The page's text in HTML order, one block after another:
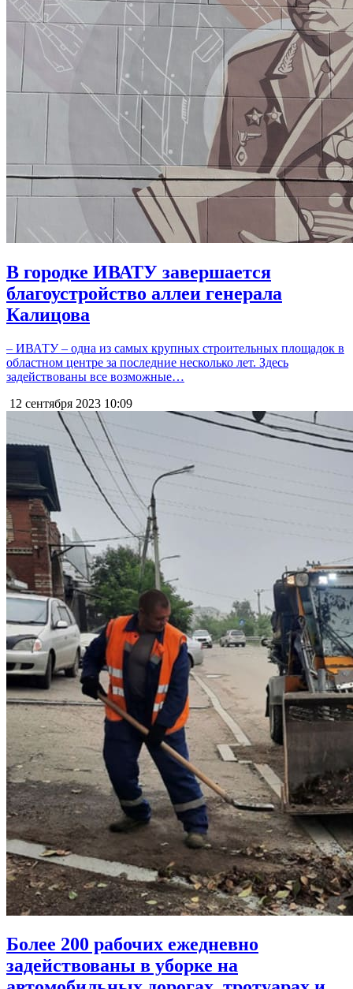
В городке ИВАТУ завершается
благоустройство аллеи генерала
Калицова
– ИВАТУ – одна из самых крупных строительных площадок в
областном центре за последние несколько лет. Здесь
задействованы все возможные…
12 сентября 2023 10:09
Более 200 рабочих ежедневно
задействованы в уборке на